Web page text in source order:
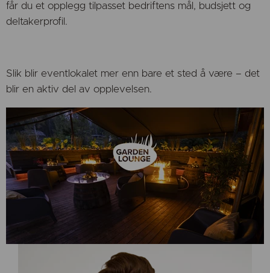
får du et opplegg tilpasset bedriftens mål, budsjett og
deltakerprofil.
Slik blir eventlokalet mer enn bare et sted å være – det
blir en aktiv del av opplevelsen.